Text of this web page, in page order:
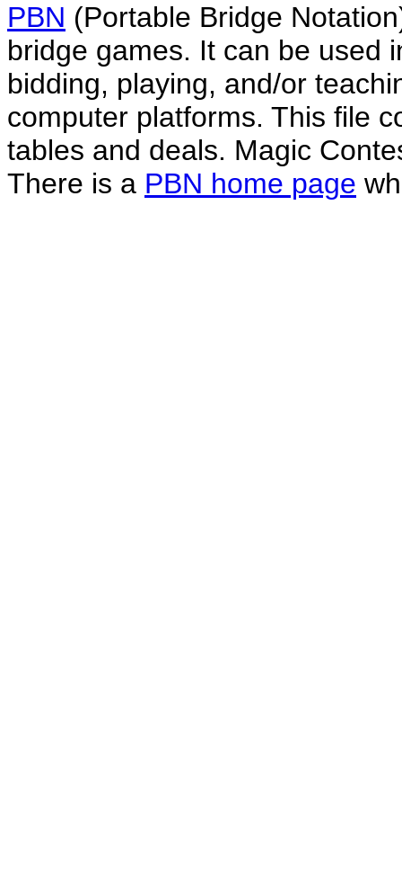
PBN (Portable Bridge
bridge games. It can be used
bidding, playing, and/or
computer platforms. This file
tables and deals. Magic
There is a PBN home page